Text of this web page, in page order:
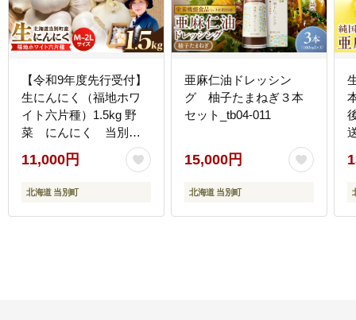
【令和9年度先行受付】
生にんにく（福地ホワ
イト六片種）1.5kg 野
菜 にんにく 当別
町 北海道_tb22-004
11,000円
北海道 当別町
亜麻仁油ドレッシン
グ 柚子たまねぎ３本
セット_tb04-011
15,000円
北海道 当別町